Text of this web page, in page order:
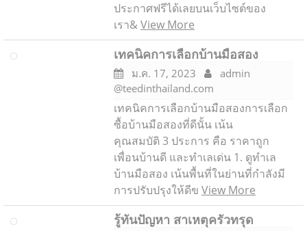
ประกาศฟรีได้เลยบนเว็บไซต์ของ
เรา&View More
เทคนิคการเลือกบ้านมือสอง
ม.ค. 17, 2023
admin
@teedinthailand.com
เทคนิคการเลือกบ้านมือสองการเลือก
ซื้อบ้านมือสองที่ดีนั้น เน้น
คุณสมบัติ 3 ประการ คือ ราคาถูก
เพื่อนบ้านดี และทำเลเด่น 1. ดูทำเล
บ้านมือสอง เน้นพื้นที่ในย่านที่กำลังมี
การปรับปรุงให้ดีข View More
รู้ทันปัญหา สาเหตุครัวทรุด